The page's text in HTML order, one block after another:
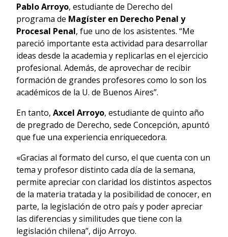
Pablo Arroyo, estudiante de Derecho del
programa de Magíster en Derecho Penal y
Procesal Penal, fue uno de los asistentes. “Me
pareció importante esta actividad para desarrollar
ideas desde la academia y replicarlas en el ejercicio
profesional. Además, de aprovechar de recibir
formación de grandes profesores como lo son los
académicos de la U. de Buenos Aires”.
En tanto, Axcel Arroyo, estudiante de quinto año
de pregrado de Derecho, sede Concepción, apuntó
que fue una experiencia enriquecedora.
«Gracias al formato del curso, el que cuenta con un
tema y profesor distinto cada día de la semana,
permite apreciar con claridad los distintos aspectos
de la materia tratada y la posibilidad de conocer, en
parte, la legislación de otro país y poder apreciar
las diferencias y similitudes que tiene con la
legislación chilena”, dijo Arroyo.